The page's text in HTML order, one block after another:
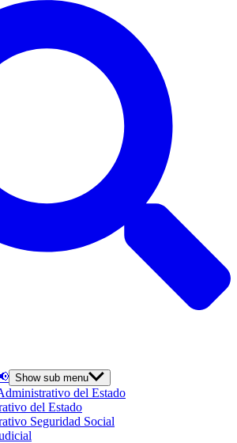
Show sub menu
del Estado
del Estado
Seguridad Social